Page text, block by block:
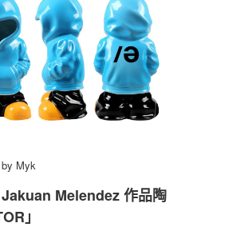
by Myk
Melendez 作品陶
」